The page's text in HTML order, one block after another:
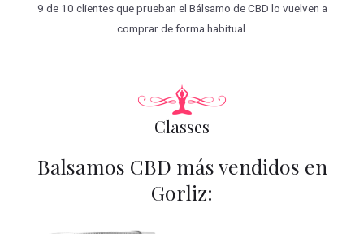
9 de 10 clientes que prueban el Bálsamo de CBD lo vuelven a
comprar de forma habitual.
Classes
Balsamos CBD más vendidos en
Gorliz: